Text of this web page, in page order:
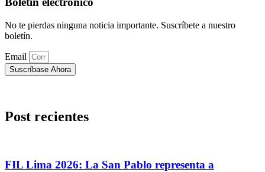
No te pierdas ninguna noticia importante. Suscríbete a nuestro
boletín.
Email
Suscríbase Ahora
Post recientes
FIL Lima 2026: La San Pablo representa a